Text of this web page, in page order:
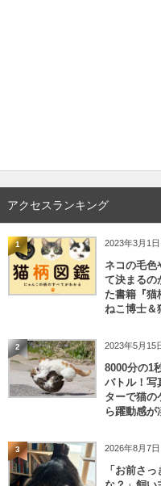
アクセスランキング
1 2023年3月1日
ネコの毛色
て決まるの
た書籍『猫
ねこ博士＆
2 2023年5月15
8000分の1
バトル！写
ターで猫の
ら躍動感が
3 2026年8月7日
「お前さ